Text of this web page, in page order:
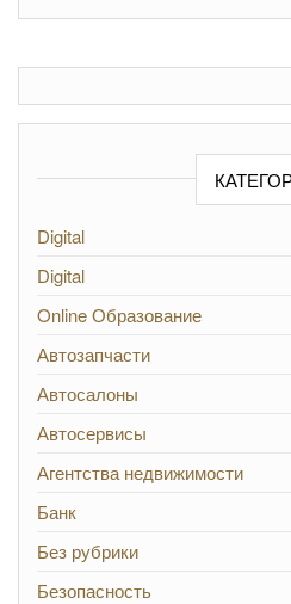
Digital
Digital
Online Образование
Автозапчасти
Автосалоны
Автосервисы
Агентства недвижимости
Банк
Без рубрики
Безопасность